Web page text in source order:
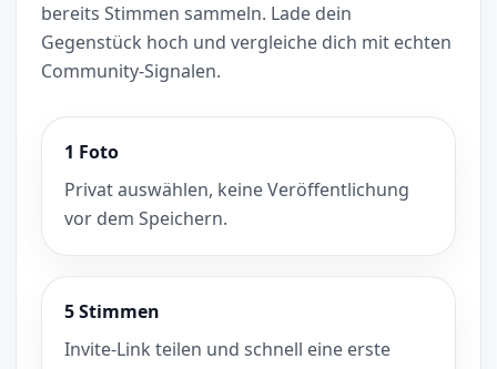
bereits Stimmen sammeln. Lade dein
Gegenstück hoch und vergleiche dich mit echten
Community-Signalen.
1 Foto
Privat auswählen, keine Veröffentlichung
vor dem Speichern.
5 Stimmen
Invite-Link teilen und schnell eine erste